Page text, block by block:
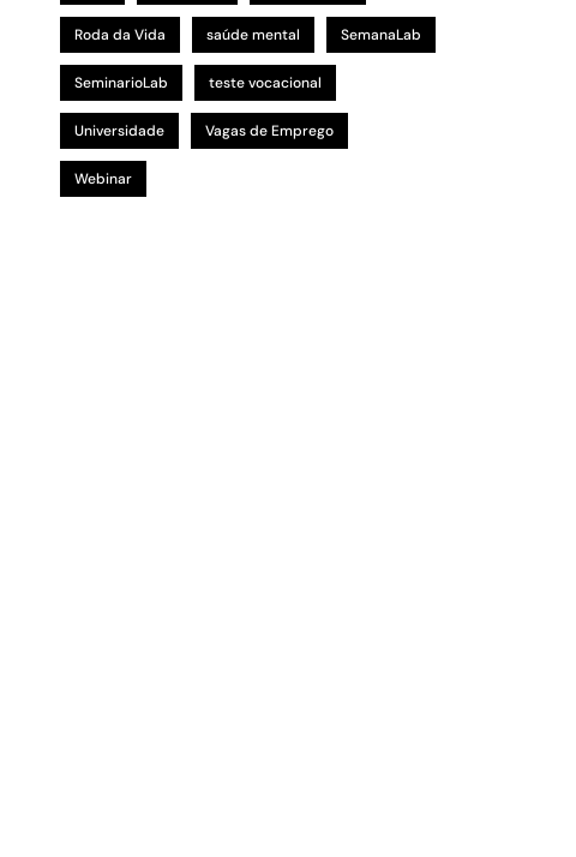
Roda da Vida saúde mental SemanaLab
SeminarioLab teste vocacional
Universidade Vagas de Emprego
Webinar